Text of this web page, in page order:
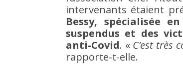
intervenants étaient
Bessy, spécialisée
suspendus et des
anti-Covid. « C’est très
rapporte-t-elle.